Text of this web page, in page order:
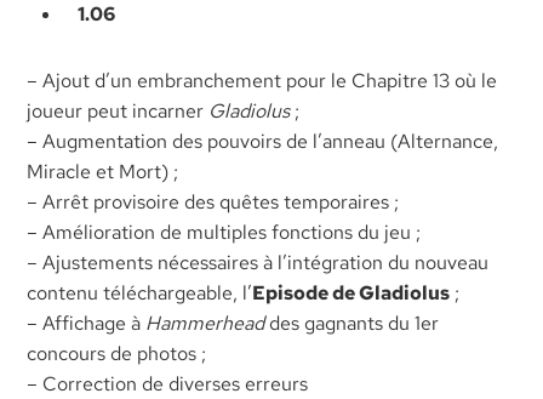
1.06
– Ajout d’un embranchement pour le Chapitre 13 où le
joueur peut incarner Gladiolus;
– Augmentation des pouvoirs de l’anneau (Alternance,
Miracle et Mort) ;
– Arrêt provisoire des quêtes temporaires ;
– Amélioration de multiples fonctions du jeu ;
– Ajustements nécessaires à l’intégration du nouveau
contenu téléchargeable, l’Episode de Gladiolus ;
– Affichage à Hammerheaddes gagnants du 1er
concours de photos ;
– Correction de diverses erreurs